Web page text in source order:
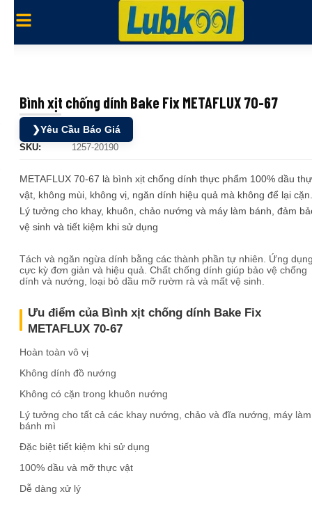
Bình xịt chống dính Bake Fix METAFLUX 70-67
❯Yêu Cầu Báo Giá
SKU: 1257-20190
METAFLUX 70-67 là bình xịt chống dính thực phẩm 100% dầu
vật, không mùi, không vị, ngăn dính hiệu quả mà không để lại cặn.
Lý tưởng cho khay, khuôn, chảo nướng và máy làm bánh, đảm
vệ sinh và tiết kiệm khi sử dụng
Tách và ngăn ngừa dính bằng các thành phần tự nhiên. Ứng
cực kỳ đơn giản và hiệu quả. Chất chống dính giúp bảo vệ chống
dính và nướng, loại bỏ dầu mỡ rườm rà và mất vệ sinh.
Ưu điểm của Bình xịt chống dính Bake Fix
METAFLUX 70-67
Hoàn toàn vô vị
Không dính đồ nướng
Không có cặn trong khuôn nướng
Lý tưởng cho tất cả các khay nướng, chảo và đĩa nướng, máy làm
bánh mì
Đặc biệt tiết kiệm khi sử dụng
100% dầu và mỡ thực vật
Dễ dàng xử lý